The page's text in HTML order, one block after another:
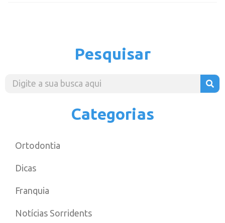
Pesquisar
Categorias
Ortodontia
Dicas
Franquia
Notícias Sorridents